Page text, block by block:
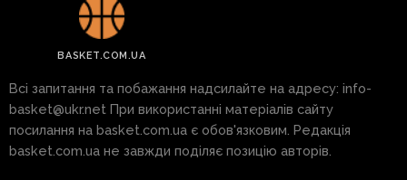
BASKET.COM.UA
Всі запитання та побажання надсилайте на адресу: info-
basket@ukr.net При використанні матеріалів сайту
посилання на basket.com.ua є обов'язковим. Редакція
basket.com.ua не завжди поділяє позицію авторів.